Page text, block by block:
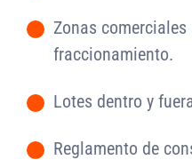
-
Zonas
fraccionamiento.
- Lotes dentro y
Reglamento de